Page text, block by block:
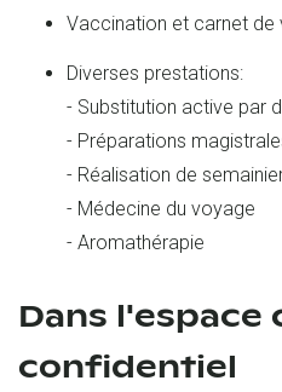
Vaccination et carnet de
Diverses prestations:
- Substitution active par
- Préparations
- Réalisation de
- Médecine du voyage
- Aromathérapie
Dans l'espace
confidentiel